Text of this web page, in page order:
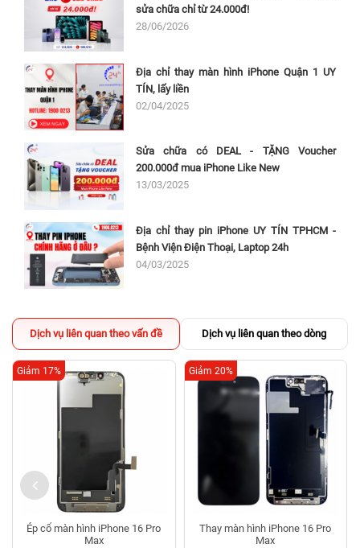
sửa chữa chỉ từ 24.000đ!
28/06/2026
Địa chỉ thay màn hình iPhone Quận 1 UY
TÍN, lấy liền
02/04/2025
Sửa chữa có DEAL - TẶNG Voucher
200.000đ mua iPhone Like New
13/03/2025
Địa chỉ thay pin iPhone UY TÍN TPHCM -
Bệnh Viện Điện Thoại, Laptop 24h
04/03/2025
Dịch vụ liên quan theo vấn đề Dịch vụ liên quan theo dòng
Ép cổ màn hình iPhone 16 Pro
Max
Giảm 17%
Thay màn hình iPhone 16 Pro
Max
Giảm 20%